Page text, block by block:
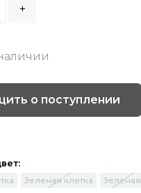
+
о поступлении
Зеленая клетка Зеленая